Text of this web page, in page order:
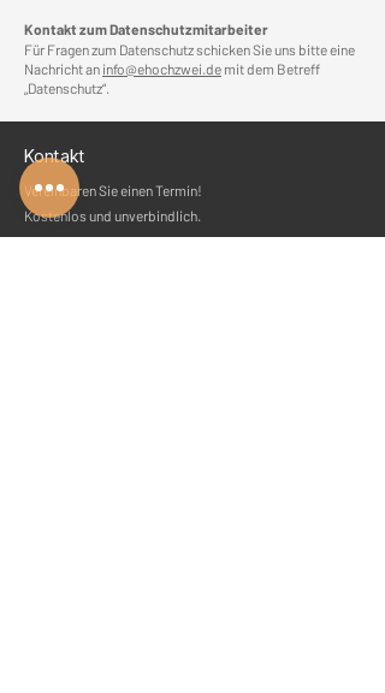
Kontakt zum Datenschutzmitarbeiter
Für Fragen zum Datenschutz schicken Sie uns bitte eine
Nachricht an info@ehochzwei.de mit dem Betreff
„Datenschutz“.
Kontakt
Vereinbaren Sie einen Termin!
Kostenlos und unverbindlich.